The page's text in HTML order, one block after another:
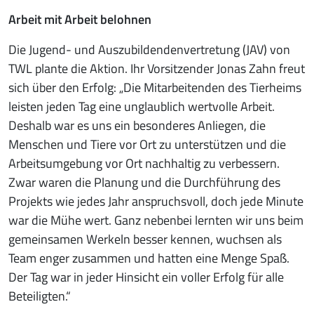
Arbeit mit Arbeit belohnen
Die Jugend- und Auszubildendenvertretung (JAV)von
TWL plante die Aktion. Ihr Vorsitzender Jonas Zahn freut
sich über den Erfolg: „Die Mitarbeitenden des Tierheims
leisten jeden Tag eine unglaublich wertvolle Arbeit.
Deshalb war es uns ein besonderes Anliegen, die
Menschen und Tiere vor Ort zu unterstützen und die
Arbeitsumgebung vor Ort nachhaltig zu verbessern.
Zwar waren die Planung und die Durchführung des
Projekts wie jedes Jahr anspruchsvoll, doch jede Minute
war die Mühe wert. Ganz nebenbei lernten wir uns beim
gemeinsamen Werkeln besser kennen, wuchsen als
Team enger zusammen und hatten eine Menge Spaß.
Der Tag war in jeder Hinsicht ein voller Erfolg für alle
Beteiligten.“